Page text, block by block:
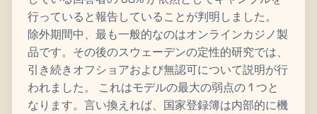
行っていると報告していることが判明しました。
除外期間中、最も一般的なのはオンラインカジノ製
品です。その後のスウェーデンの定性的研究では、
引き続きオフショアおよび無認可について説明が行
われました。 これはモデルの最大の弱点の 1 つと
なります。言い換えれば、国家登録簿は内部的に機